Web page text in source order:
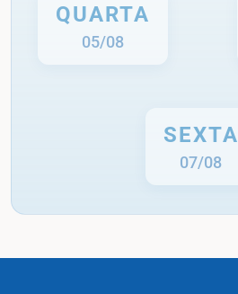
QUARTA
05/08
SEXTA
07/08